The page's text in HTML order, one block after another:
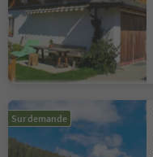
Sur demande